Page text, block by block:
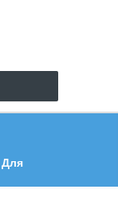
Для